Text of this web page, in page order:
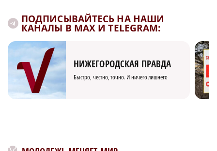
ПОДПИСЫВАЙТЕСЬ НА НАШИ
КАНАЛЫ В MAX И TELEGRAM:
НИЖЕГОРОДСКАЯ ПРАВДА
Быстро, честно, точно. И ничего лишнего